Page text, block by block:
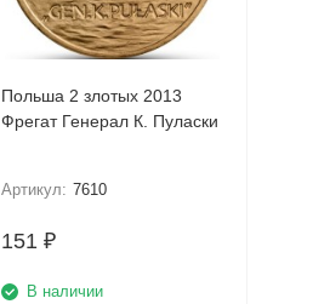
Польша 2 злотых 2013
Фрегат Генерал К. Пуласки
Артикул: 7610
151₽
В наличии